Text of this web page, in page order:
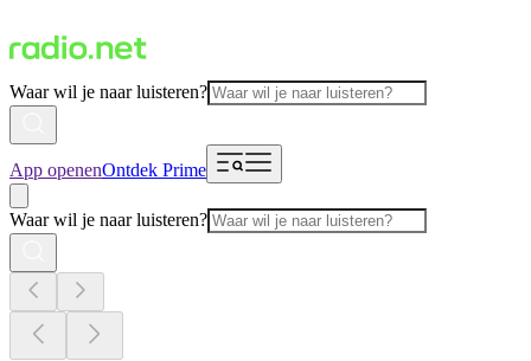
Waar wil je naar luisteren?
App openenOntdek Prime
Waar wil je naar luisteren?